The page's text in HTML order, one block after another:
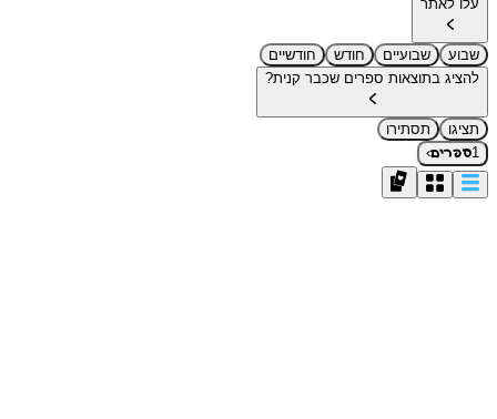
עלו לאתר
שבוע שבועיים חודש
חודשיים
להציג בתוצאות ספרים שכבר קנית?
תציגו
תסתירו
1ספרים›